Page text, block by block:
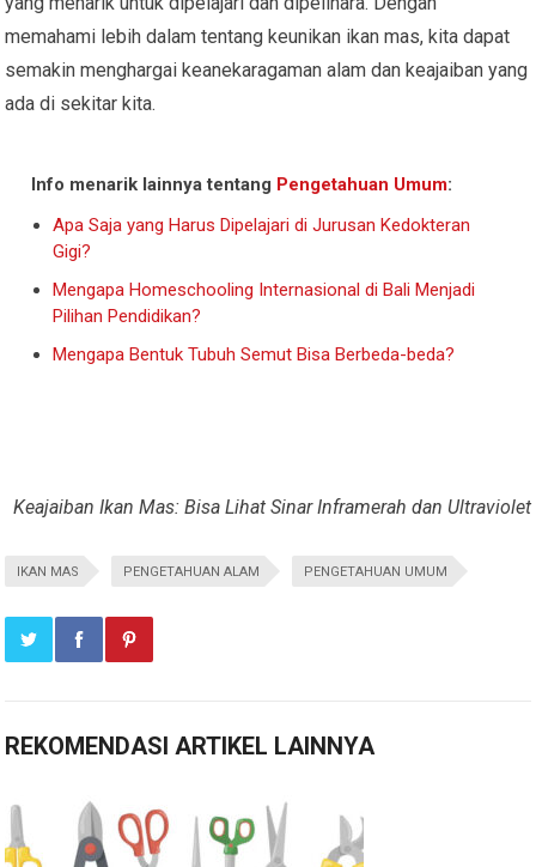
memahami lebih dalam tentang keunikan ikan mas, kita dapat
semakin menghargai keanekaragaman alam dan keajaiban yang
ada di sekitar kita.
Info menarik lainnya tentang Pengetahuan Umum:
Apa Saja yang Harus Dipelajari di Jurusan Kedokteran
Gigi?
Mengapa Homeschooling Internasional di Bali Menjadi
Pilihan Pendidikan?
Mengapa Bentuk Tubuh Semut Bisa Berbeda-beda?
Keajaiban Ikan Mas: Bisa Lihat Sinar Inframerah dan Ultraviolet
IKAN MAS PENGETAHUAN ALAM PENGETAHUAN UMUM
REKOMENDASI ARTIKEL LAINNYA